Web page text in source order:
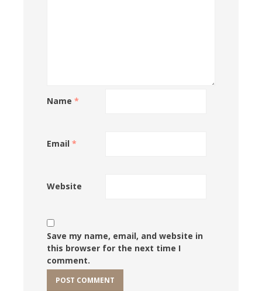
Name *
Email *
Website
Save my name, email, and website in
this browser for the next time I
comment.